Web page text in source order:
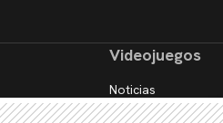
Videojuegos
Noticias
Reseñas